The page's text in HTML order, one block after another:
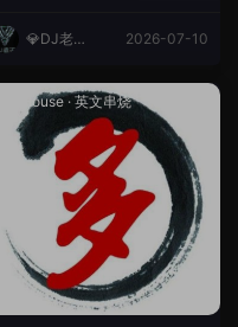
💎DJ老王
2026-07-10
Lak House· 英文串烧